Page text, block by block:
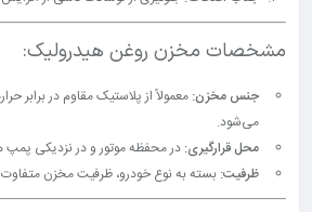
مشخصات مخزن روغن هیدرولیک:
جنس مخزن: معمولاً از پلاستیک مقاوم در برابر
می‌شود.
محل قرارگیری: در محفظه موتور و در نزدیکی پمپ
ظرفیت: بسته به نوع خودرو، ظرفیت مخزن متفاوت است